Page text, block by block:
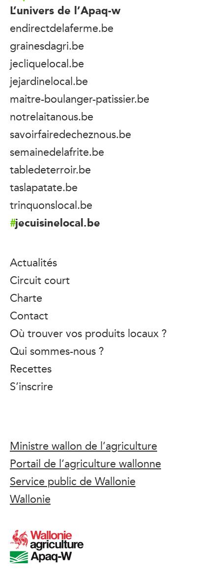
L’univers de l’Apaq-w
endirectdelaferme.be
grainesdagri.be
jecliquelocal.be
jejardinelocal.be
maitre-boulanger-patissier.be
notrelaitanous.be
savoirfairedecheznous.be
semainedelafrite.be
tabledeterroir.be
taslapatate.be
trinquonslocal.be
jecuisinelocal.be
Actualités
Circuit court
Charte
Contact
Où trouver vos produits locaux ?
Qui sommes-nous ?
Recettes
S’inscrire
Ministre wallon de l’agriculture
Portail de l’agriculture wallonne
Service public de Wallonie
Wallonie